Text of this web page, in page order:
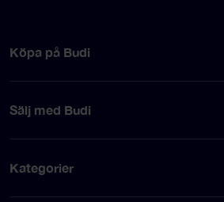
Köpa på Budi
Sälj med Budi
Kategorier